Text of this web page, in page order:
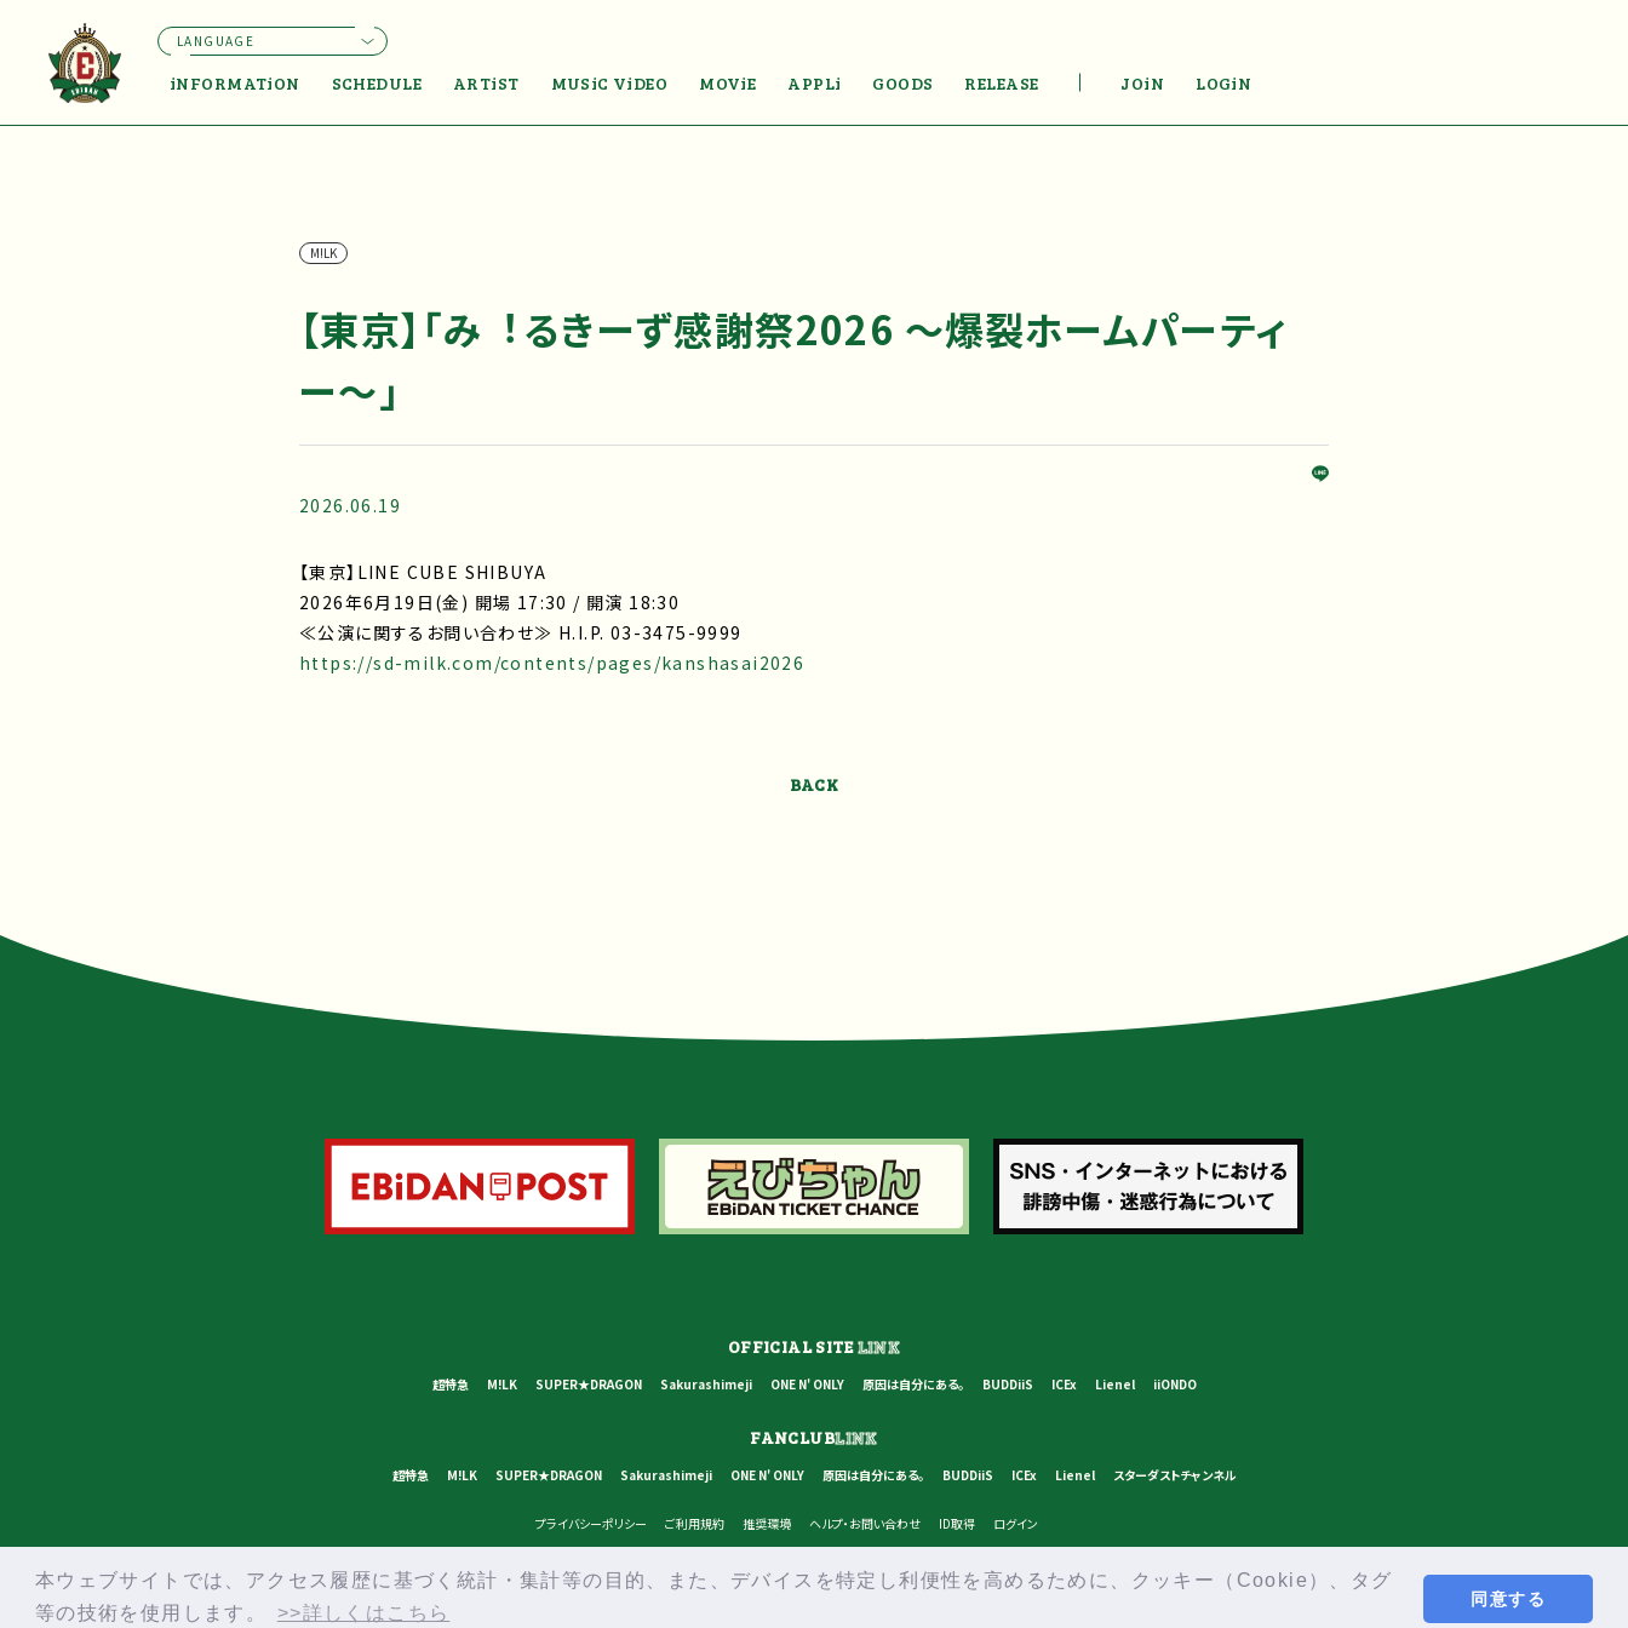
本ウェブサイトでは、アクセス履歴に基づく統計・集計等の目的、また、デバイスを特定し利便性を高めるために、クッキー（Cookie）、タグ
等の技術を使用します。
>>詳しくはこちら
同意する
iNFORMATiON SCHEDULE ARTiST MUSiC ViDEO MOViE APPLi GOODS RELEASE JOiN LOGiN
LANGUAGE
M!LK
【東京】「み︕るきーず感謝祭2026 〜爆裂ホームパーティ
ー〜」
2026.06.19
【東京】LINE CUBE SHIBUYA
2026年6月19日(金) 開場 17:30 / 開演 18:30
≪公演に関するお問い合わせ≫ H.I.P. 03-3475-9999
https://sd-milk.com/contents/pages/kanshasai2026
BACK
OFFICIAL SITELINK
超特急 M!LK SUPER★DRAGON Sakurashimeji ONE N' ONLY 原因は自分にある。 BUDDiiS ICEx Lienel iiONDO
FANCLUBLINK
超特急 M!LK SUPER★DRAGON Sakurashimeji ONE N' ONLY 原因は自分にある。 BUDDiiS ICEx Lienel スターダストチャンネル
プライバシーポリシー ご利用規約 推奨環境 ヘルプ・お問い合わせ ID取得 ログイン
© STARDUST PROMOTION INC, SDR INC, ALL RIGHTS RESERVED.